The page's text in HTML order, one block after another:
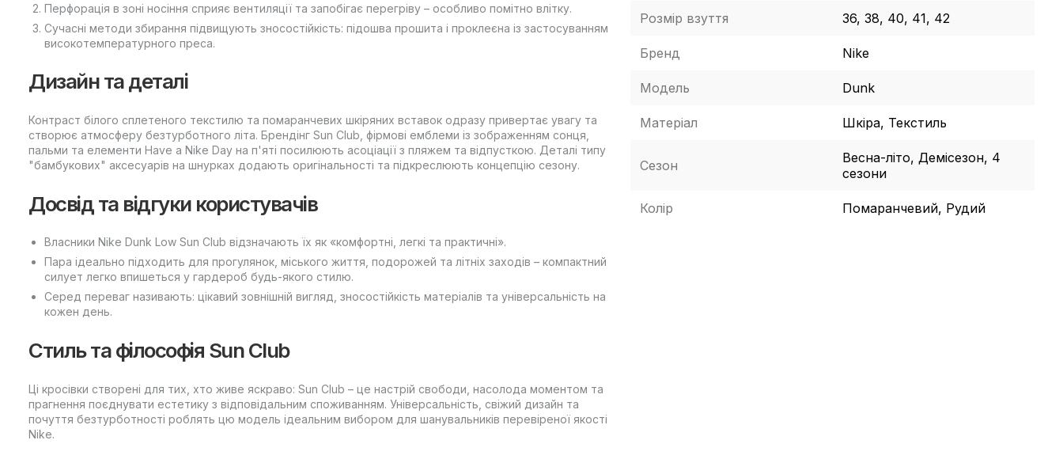
Перфорація в зоні носіння сприяє вентиляції та запобігає перегріву – особливо помітно влітку.
Сучасні методи збирання підвищують зносостійкість: підошва прошита і проклеєна із застосуванням
високотемпературного преса.
Дизайн та деталі
Контраст білого сплетеного текстилю та помаранчевих шкіряних вставок одразу привертає увагу та
створює атмосферу безтурботного літа. Брендінг Sun Club, фірмові емблеми із зображенням сонця,
пальми та елементи Have a Nike Day на п'яті посилюють асоціації з пляжем та відпусткою. Деталі типу
"бамбукових" аксесуарів на шнурках додають оригінальності та підкреслюють концепцію сезону.
Досвід та відгуки користувачів
Власники Nike Dunk Low Sun Club відзначають їх як «комфортні, легкі та практичні».
Пара ідеально підходить для прогулянок, міського життя, подорожей та літніх заходів – компактний
силует легко впишеться у гардероб будь-якого стилю.
Серед переваг називають: цікавий зовнішній вигляд, зносостійкість матеріалів та універсальність на
кожен день.
Стиль та філософія Sun Club
Ці кросівки створені для тих, хто живе яскраво: Sun Club – це настрій свободи, насолода моментом та
прагнення поєднувати естетику з відповідальним споживанням. Універсальність, свіжий дизайн та
почуття безтурботності роблять цю модель ідеальним вибором для шанувальників перевіреної якості
Nike.
Розмір взуття 36, 38, 40, 41, 42
Бренд Nike
Модель Dunk
Матеріал Шкіра, Текстиль
Сезон
Весна-літо, Демісезон, 4
сезони
Колір Помаранчевий, Рудий